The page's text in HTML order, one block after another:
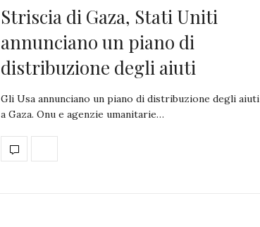
Striscia di Gaza, Stati Uniti
annunciano un piano di
distribuzione degli aiuti
Gli Usa annunciano un piano di distribuzione degli aiuti
a Gaza. Onu e agenzie umanitarie…